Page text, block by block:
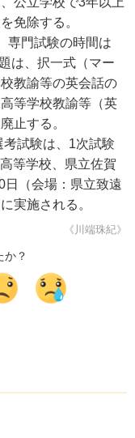
免除する。
専門試験の時間は
は、択一式（マー
教諭等の英会話の
等学校教諭等（英
止する。
試験は、1次試験
等学校、県立佐賀
日（会場：県立致遠
実施される。
《川端珠紀》
か？